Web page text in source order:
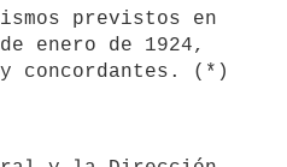
previstos en
enero de 1924,